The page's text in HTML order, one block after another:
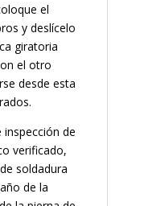
el
y deslícelo
giratoria
el otro
desde esta
de
verificado,
soldadura
de la